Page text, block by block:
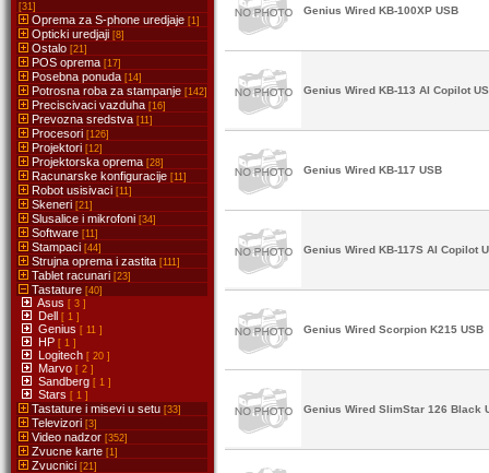
[31]
Oprema za S-phone uredjaje [1]
Opticki uredjaji [8]
Ostalo [21]
POS oprema [17]
Posebna ponuda [14]
Potrosna roba za stampanje [142]
Preciscivaci vazduha [16]
Prevozna sredstva [11]
Procesori [126]
Projektori [12]
Projektorska oprema [28]
Racunarske konfiguracije [11]
Robot usisivaci [11]
Skeneri [21]
Slusalice i mikrofoni [34]
Software [11]
Stampaci [44]
Strujna oprema i zastita [111]
Tablet racunari [23]
Tastature [40]
Asus [ 3 ]
Dell [ 1 ]
Genius [ 11 ]
HP [ 1 ]
Logitech [ 20 ]
Marvo [ 2 ]
Sandberg [ 1 ]
Stars [ 1 ]
Tastature i misevi u setu [33]
Televizori [3]
Video nadzor [352]
Zvucne karte [1]
Zvucnici [21]
Genius Wired KB-100XP USB
Genius Wired KB-113 AI Copilot
Genius Wired KB-117 USB
Genius Wired KB-117S AI Copilot
Genius Wired Scorpion K215 USB
Genius Wired SlimStar 126 Black